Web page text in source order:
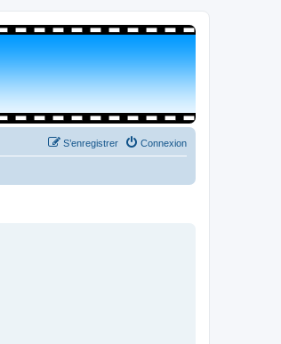
Connexion
S’enregistrer